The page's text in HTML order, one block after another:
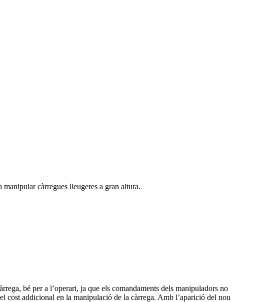
manipular càrregues lleugeres a gran altura.
bé per a l’operari, ja que els comandaments dels manipuladors no
cost addicional en la manipulació de la càrrega. Amb l’aparició del nou